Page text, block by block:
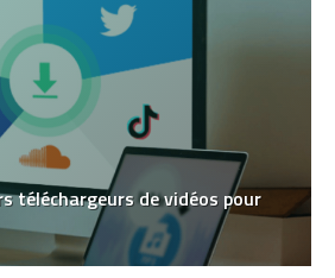
téléchargeurs de vidéos pour